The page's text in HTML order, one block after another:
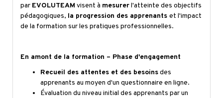
par EVOLUTEAM visent à mesurerl'atteinte des objectifs
pédagogiques, la progression des apprenants et l'impact
de la formation sur les pratiques professionnelles.
En amont de la formation – Phase d'engagement
Recueil des attentes et des besoinsdes
apprenants au moyen d'un questionnaire en ligne.
Évaluation du niveau initial des apprenants par un